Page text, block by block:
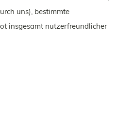
uns), bestimmte
insgesamt nutzerfreundlicher